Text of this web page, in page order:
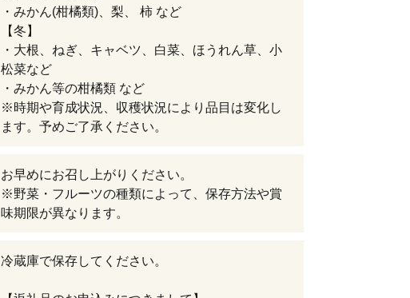
・みかん(柑橘類)、梨、 柿 など
【冬】
・大根、ねぎ、キャベツ、白菜、ほうれん草、小
松菜など
・みかん等の柑橘類 など
※時期や育成状況、収穫状況により品目は変化し
ます。予めご了承ください。
お早めにお召し上がりください。
※野菜・フルーツの種類によって、保存方法や賞
味期限が異なります。
冷蔵庫で保存してください。